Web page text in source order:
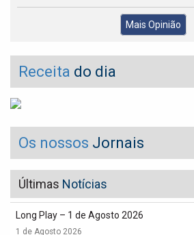
Mais Opinião
Receita do dia
Os nossos Jornais
Últimas Notícias
Long Play – 1 de Agosto 2026
1 de Agosto 2026